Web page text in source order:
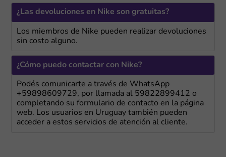
¿Las devoluciones en Nike son gratuitas?
Los miembros de Nike pueden realizar devoluciones
sin costo alguno.
¿Cómo puedo contactar con Nike?
Podés comunicarte a través de WhatsApp
+59898609729, por llamada al 59822899412 o
completando su formulario de contacto en la página
web. Los usuarios en Uruguay también pueden
acceder a estos servicios de atención al cliente.